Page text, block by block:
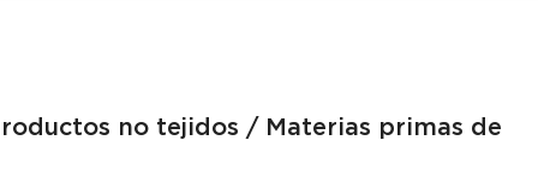
no tejidos / Materias primas de